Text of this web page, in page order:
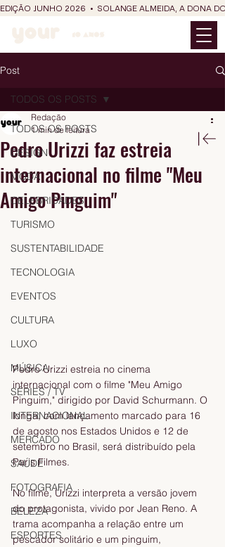
EDIÇÃO JUNHO 2026  •  SOLANGE ALMEIDA, A DONA
Post
TODOS OS POSTS
DESIGN
MODA
CELEBRIDADES
TURISMO
SUSTENTABILIDADE
TECNOLOGIA
EVENTOS
CULTURA
LUXO
MÚSICA
SÉRIES / TV
INTERNACIONAL
MERCADO
SAÚDE
FOTOGRAFIA
BELEZA
ESPORTES
TODOS OS POSTS
Pedro Urizzi faz estreia
internacional no filme "Meu
Amigo Pinguim"
Redação
1 min de leitura
Pedro Urizzi estreia no cinema
internacional com o filme "Meu Amigo
Pinguim," dirigido por David Schurmann. O
longa, com lançamento marcado para 16
de agosto nos Estados Unidos e 12 de
setembro no Brasil, será distribuído pela
Paris Filmes.
No filme, Urizzi interpreta a versão jovem
do protagonista, vivido por Jean Reno. A
trama acompanha a relação entre um
pescador solitário e um pinguim,